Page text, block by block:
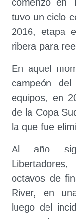
comenzó en
tuvo un ciclo
2016, etapa
ribera para
En aquel
campeón
equipos, en
de la Copa
la que fue
Al año
octavos de
River, en
luego del